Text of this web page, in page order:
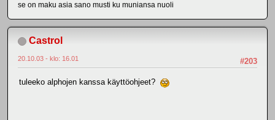
se on maku asia sano musti ku muniansa nuoli
Castrol
#203
20.10.03 - klo: 16.01
tuleeko alphojen kanssa käyttöohjeet?